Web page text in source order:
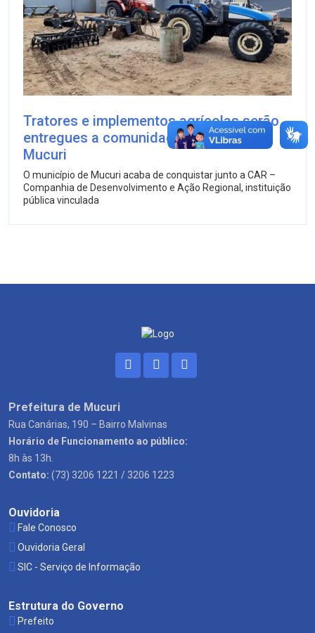
Tratores e implementos agrícolas serão
entregues a comunidades rurais de
Mucuri
O município de Mucuri acaba de conquistar junto a CAR –
Companhia de Desenvolvimento e Ação Regional, instituição
pública vinculada
Prefeitura de Mucuri
Rua Canárias, 190 – Bairro Malvinas
Horário de Funcionamento ao público:
8h às 13h.
Contato: (73) 3206 1221 / 3206 1223
Ouvidoria
Fale Conosco
Ouvidoria Geral
SIC - Serviço de Informação
Estrutura do Governo
Prefeito